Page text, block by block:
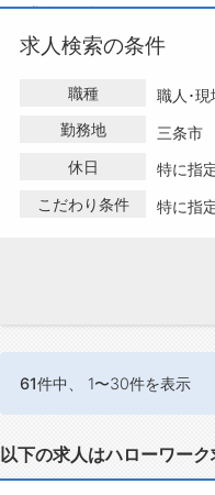
の求人は0件、アルバイト・
ハローワークにはない求人
の求人・転職情報を探して
求人検索の条件
職種
職人･現
勤務地
三条市
休日
特に指
こだわり条件
特に指
61件中、 1〜30件を表示
以下の求人はハローワーク